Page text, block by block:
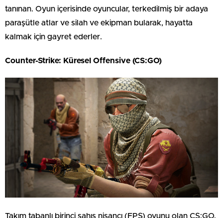
tanınan. Oyun içerisinde oyuncular, terkedilmiş bir adaya
paraşütle atlar ve silah ve ekipman bularak, hayatta
kalmak için gayret ederler.
Counter-Strike: Küresel Offensive (CS:GO)
Takım tabanlı birinci şahıs nişancı (FPS) oyunu olan CS:GO,